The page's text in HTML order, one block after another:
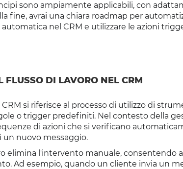
sono ampiamente applicabili, con
fine, avrai una chiara roadmap per
nel CRM e utilizzare le azioni
FLUSSO DI LAVORO NEL CRM
si riferisce al processo di utilizzo di
o trigger predefiniti. Nel contesto della
di azioni che si verificano
nuovo messaggio.
elimina l'intervento manuale, consentendo
Ad esempio, quando un cliente invia un